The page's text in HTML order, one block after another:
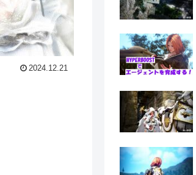
2024.12.21